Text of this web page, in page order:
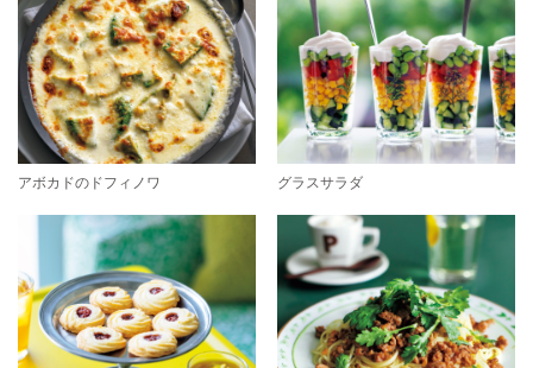
アボカドのドフィノワ グラスサラダ